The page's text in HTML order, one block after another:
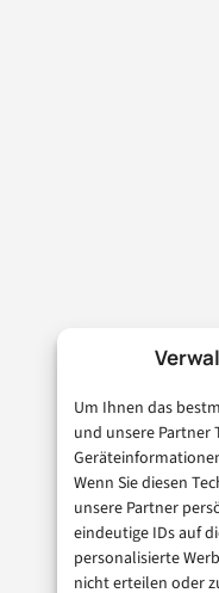
Um Ihnen das
und unsere Partner
Wenn Sie diesen
unsere Partner
eindeutige IDs auf
personalisierte
nicht erteilen oder